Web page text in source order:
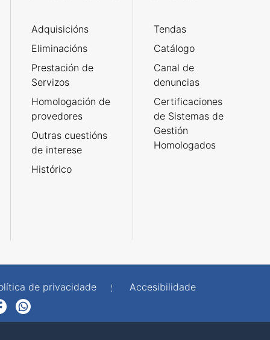
Adquisicións
Eliminacións
Prestación de
Servizos
Homologación de
provedores
Outras cuestións
de interese
Histórico
Tendas
Catálogo
Canal de
denuncias
Certificaciones
de Sistemas de
Gestión
Homologados
de privacidade
Accesibilidade